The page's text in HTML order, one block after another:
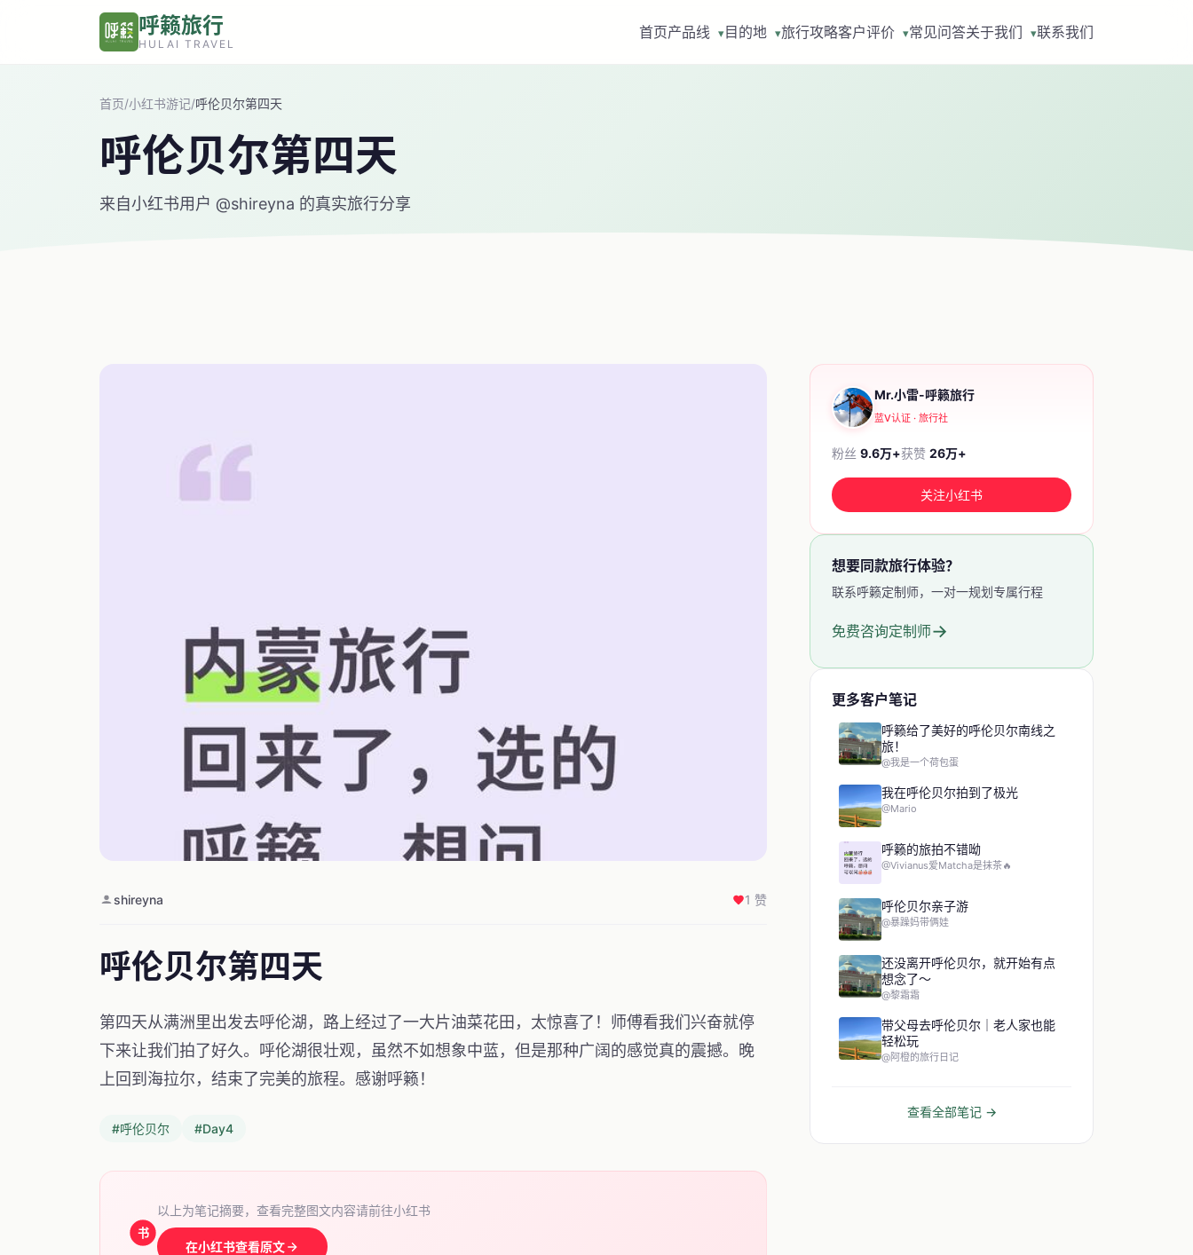
呼籁旅行
HULAI TRAVEL
首页产品线 ▾目的地 ▾旅行攻略客户评价 ▾常见问答关于我们 ▾联系我们
首页/小红书游记/呼伦贝尔第四天
呼伦贝尔第四天
来自小红书用户 @shireyna 的真实旅行分享
shireyna 1 赞
呼伦贝尔第四天
第四天从满洲里出发去呼伦湖，路上经过了一大片油菜花田，太惊喜了！师傅看我们兴奋就停
下来让我们拍了好久。呼伦湖很壮观，虽然不如想象中蓝，但是那种广阔的感觉真的震撼。晚
上回到海拉尔，结束了完美的旅程。感谢呼籁！
#呼伦贝尔 #Day4
书
以上为笔记摘要，查看完整图文内容请前往小红书
在小红书查看原文
Mr.小雷-呼籁旅行
蓝V认证 · 旅行社
粉丝 9.6万+获赞 26万+
关注小红书
想要同款旅行体验？
联系呼籁定制师，一对一规划专属行程
免费咨询定制师→
更多客户笔记
呼籁给了美好的呼伦贝尔南线之
旅！
@我是一个荷包蛋
我在呼伦贝尔拍到了极光
@Mario
呼籁的旅拍不错呦
@Vivianus爱Matcha是抹茶🔥
呼伦贝尔亲子游
@暴躁妈带俩娃
还没离开呼伦贝尔，就开始有点
想念了～
@黎霜霜
带父母去呼伦贝尔｜老人家也能
轻松玩
@阿橙的旅行日记
查看全部笔记 →